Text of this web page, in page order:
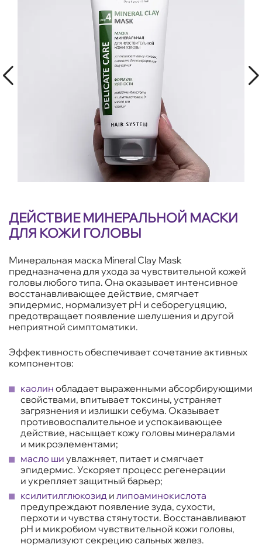
ДЕЙСТВИЕ МИНЕРАЛЬНОЙ МАСКИ
ДЛЯ КОЖИ ГОЛОВЫ
Минеральная маска Mineral Clay Mask
предназначена для ухода за чувствительной кожей
головы любого типа. Она оказывает интенсивное
восстанавливающее действие, смягчает
эпидермис, нормализует pH и себорегуцяцию,
предотвращает появление шелушения и другой
неприятной симптоматики.
Эффективность обеспечивает сочетание активных
компонентов:
каолин обладает выраженными абсорбирующими
свойствами, впитывает токсины, устраняет
загрязнения и излишки себума. Оказывает
противовоспалительное и успокаивающее
действие, насыщает кожу головы минералами
и микроэлементами;
масло ши увлажняет, питает и смягчает
эпидермис. Ускоряет процесс регенерации
и укрепляет защитный барьер;
ксилитилглюкозид и липоаминокислота
предупреждают появление зуда, сухости,
перхоти и чувства стянутости. Восстанавливают
pH и микробиом чувствительной кожи головы,
нормализуют секрецию сальных желез.